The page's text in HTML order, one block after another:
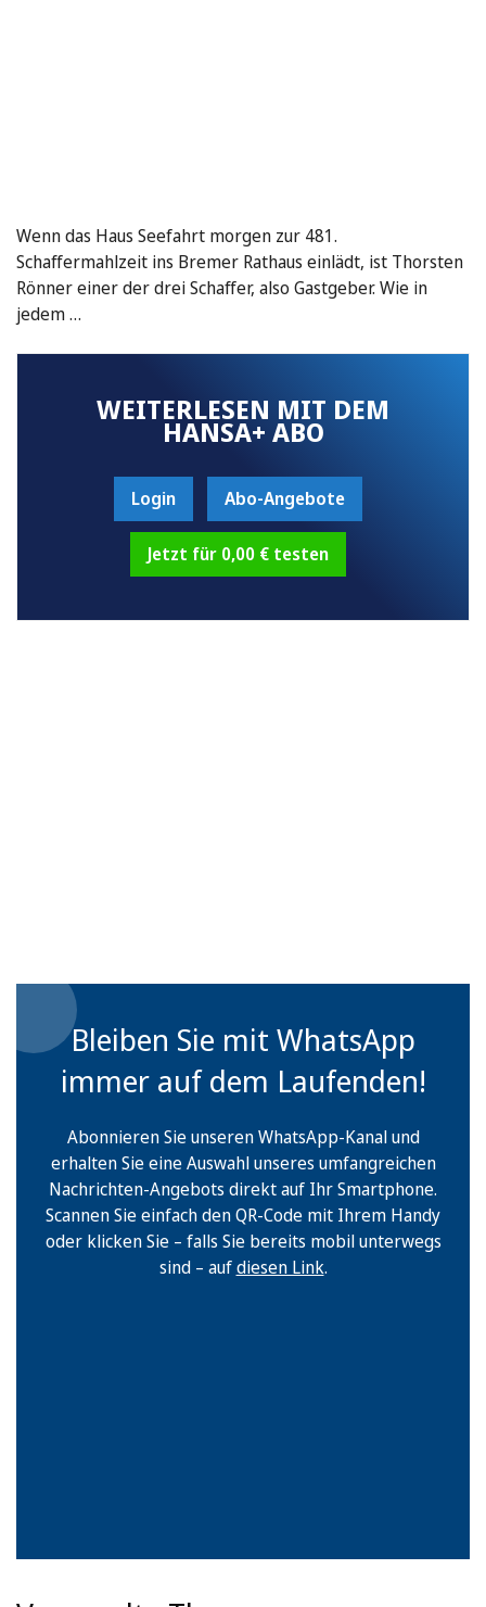
Wenn das Haus Seefahrt morgen zur 481.
Schaffermahlzeit ins Bremer Rathaus einlädt, ist Thorsten
Rönner einer der drei Schaffer, also Gastgeber. Wie in
jedem …
WEITERLESEN MIT DEM
HANSA+ ABO
Login Abo-Angebote
Jetzt für 0,00 € testen
Bleiben Sie mit WhatsApp
immer auf dem Laufenden!
Abonnieren Sie unseren WhatsApp-Kanal und
erhalten Sie eine Auswahl unseres umfangreichen
Nachrichten-Angebots direkt auf Ihr Smartphone.
Scannen Sie einfach den QR-Code mit Ihrem Handy
oder klicken Sie – falls Sie bereits mobil unterwegs
sind – aufdiesen Link.